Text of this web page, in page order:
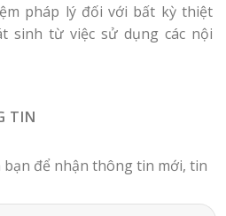
pháp lý đối với bất kỳ thiệt
sinh từ việc sử dụng các nội
TIN
bạn để nhận thông tin mới, tin